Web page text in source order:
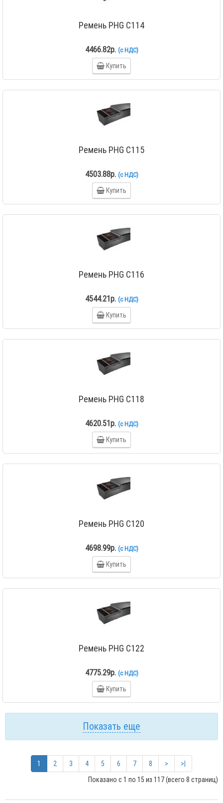
Ремень PHG C114
4466.82р. (с НДС)
Купить
Ремень PHG C115
4503.88р. (с НДС)
Купить
Ремень PHG C116
4544.21р. (с НДС)
Купить
Ремень PHG C118
4620.51р. (с НДС)
Купить
Ремень PHG C120
4698.99р. (с НДС)
Купить
Ремень PHG C122
4775.29р. (с НДС)
Купить
Показать еще
1 2 3 4 5 6 7 8 >
>|
Показано с 1 по 15 из 117 (всего 8 страниц)